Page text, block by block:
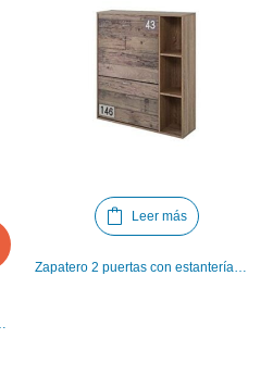
Leer más